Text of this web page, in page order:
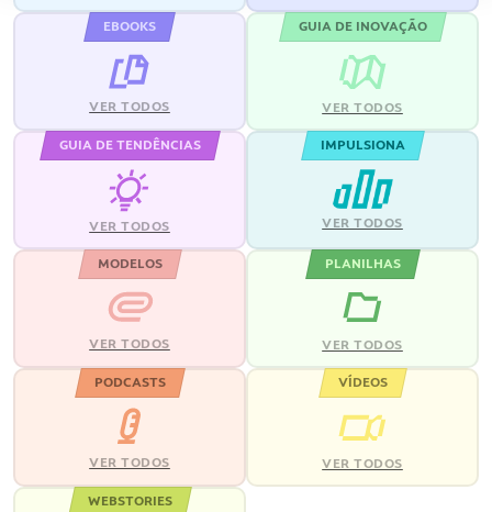
EBOOKS
VER TODOS
GUIA DE INOVAÇÃO
VER TODOS
GUIA DE TENDÊNCIAS
VER TODOS
IMPULSIONA
VER TODOS
MODELOS
VER TODOS
PLANILHAS
VER TODOS
PODCASTS
VER TODOS
VÍDEOS
VER TODOS
WEBSTORIES